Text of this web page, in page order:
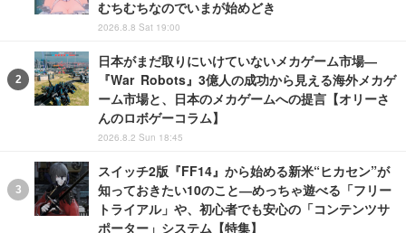
むちむちなのでいまが始めどき
2026.8.8 Sat 19:00
日本がまだ取りにいけていないメカゲーム市場―
『War Robots』3億人の成功から見える海外メカゲ
ーム市場と、日本のメカゲームへの提言【オリーさ
んのロボゲーコラム】
2026.8.2 Sun 18:45
スイッチ2版『FF14』から始める新米“ヒカセン”が
知っておきたい10のこと―めっちゃ遊べる「フリー
トライアル」や、初心者でも安心の「コンテンツサ
ポーター」システム【特集】